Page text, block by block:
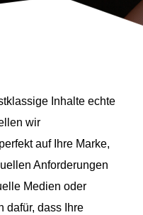
Inhalte echte
wir
auf Ihre Marke,
Anforderungen
Medien oder
dafür, dass Ihre